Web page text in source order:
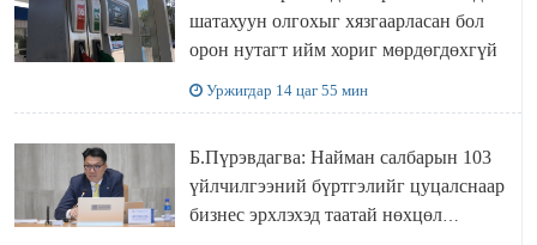
шатахуун олгохыг хязгаарласан бол
орон нутагт ийм хориг мөрдөгдөхгүй
Уржигдар 14 цаг 55 мин
Б.Пүрэвдагва: Найман салбарын 103
үйлчилгээний бүртгэлийг цуцалснаар
бизнес эрхлэхэд таатай нөхцөл